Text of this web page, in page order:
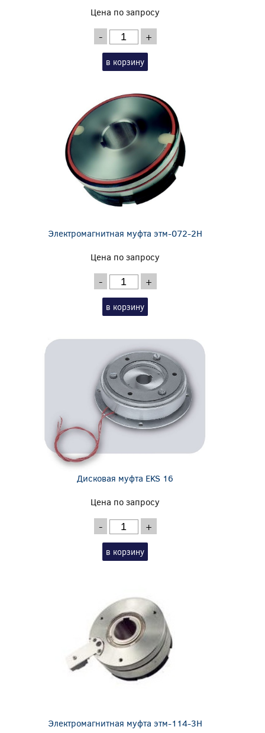
Цена по запросу
- +
в корзину
Электромагнитная муфта этм-072-2Н
Цена по запросу
- +
в корзину
Дисковая муфта EKS 16
Цена по запросу
- +
в корзину
Электромагнитная муфта этм-114-3Н